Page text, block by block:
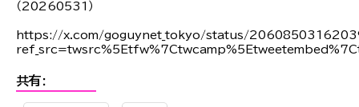
（20260531）
https://x.com/goguynet_tokyo/status/
共有: